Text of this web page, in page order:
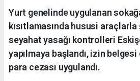
Yurt genelinde uygulanan
kısıtlamasında hususi
seyahat yasağı kontrolleri
yapılmaya başlandı, izin
para cezası uygulandı.